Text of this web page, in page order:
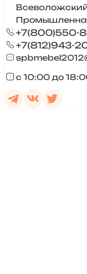
+7(800)550-
+7(812)943-
с 10:00 до